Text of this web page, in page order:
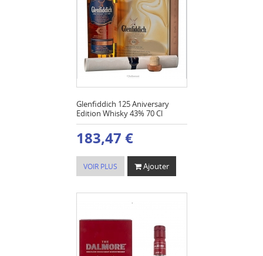
Glenfiddich 125 Aniversary
Edition Whisky 43% 70 Cl
183,47 €
VOIR PLUS Ajouter